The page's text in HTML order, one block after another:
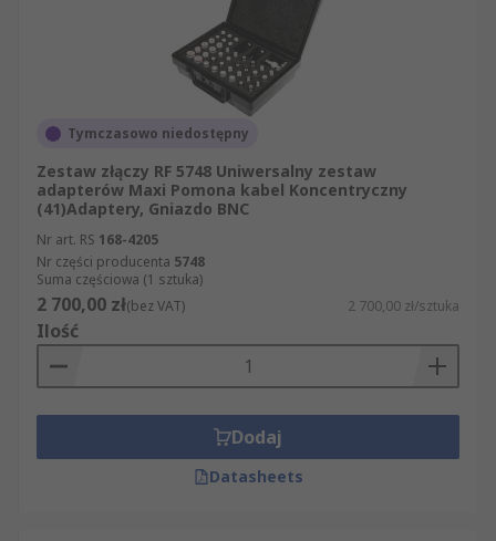
Tymczasowo niedostępny
Zestaw złączy RF 5748 Uniwersalny zestaw
adapterów Maxi Pomona kabel Koncentryczny
(41)Adaptery, Gniazdo BNC
Nr art. RS 168-4205
Nr części producenta 5748
Suma częściowa (1 sztuka)
2 700,00 zł(bez VAT) 2 700,00 zł/sztuka
Ilość
Dodaj
Datasheets